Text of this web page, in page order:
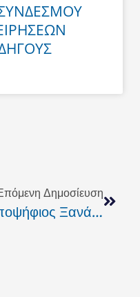
Δημοσίευση
Υποψήφιος Ξανά Με Τον Γιώργο Χατζημάρκο Ο Μανώλης Μουσελλής